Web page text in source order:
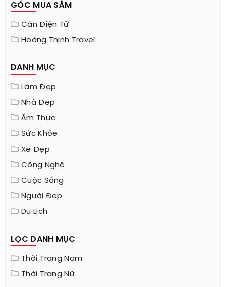
GÓC MUA SẮM
Cân Điện Tử
Hoàng Thịnh Travel
DANH MỤC
Làm Đẹp
Nhà Đẹp
Ẩm Thực
Sức Khỏe
Xe Đẹp
Công Nghệ
Cuộc Sống
Người Đẹp
Du Lịch
LỌC DANH MỤC
Thời Trang Nam
Thời Trang Nữ